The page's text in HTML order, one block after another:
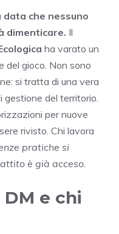
data che nessuno
dimenticare. Il
ha varato un
del gioco. Non sono
si tratta di una vera
del territorio.
per nuove
rivisto. Chi lavora
pratiche si
è già acceso.
e chi